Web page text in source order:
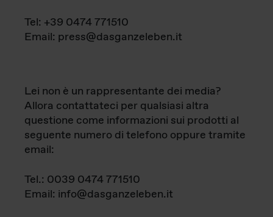
Tel: +39 0474 771510
Email: press@dasganzeleben.it
Lei non è un rappresentante dei media?
Allora contattateci per qualsiasi altra
questione come informazioni sui prodotti al
seguente numero di telefono oppure tramite
email:
Tel.: 0039 0474 771510
Email: info@dasganzeleben.it